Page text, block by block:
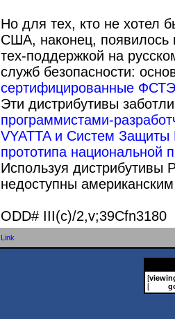
Но для тех, кто не хотел
США, наконец, появилось
тех-поддержкой на
служб безопасности:
сертифицированные
Эти дистрибутивы
программистами-
VYATTA и Систем
прототипа
Используя
недоступны
ODD# III(c)/2,v;39Cfn3180
Link
[
[